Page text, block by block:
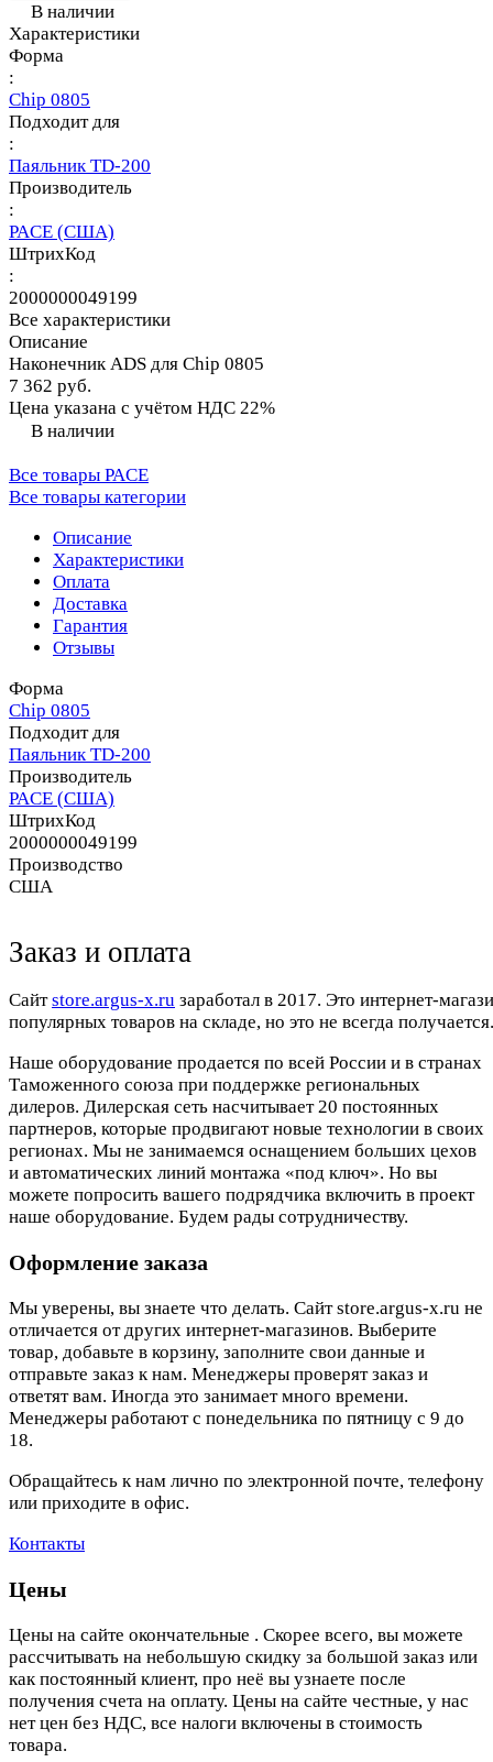
В наличии
Характеристики
Форма
:
Chip 0805
Подходит для
:
Паяльник TD-200
Производитель
:
PACE (США)
ШтрихКод
:
2000000049199
Все характеристики
Описание
Наконечник ADS для Chip 0805
7 362 руб.
Цена указана с учётом НДС 22%
В наличии
Все товары PACE
Все товары категории
Описание
Характеристики
Оплата
Доставка
Гарантия
Отзывы
Форма
Chip 0805
Подходит для
Паяльник TD-200
Производитель
PACE (США)
ШтрихКод
2000000049199
Производство
США
Заказ и оплата
Cайтstore.argus-x.ru заработал в 2017. Это интернет-
популярных товаров на складе, но это не всегда
Наше оборудование продается по всей России и в странах
Таможенного союза при поддержке региональных
дилеров. Дилерская сеть насчитывает 20 постоянных
партнеров, которые продвигают новые технологии в своих
регионах. Мы не занимаемся оснащением больших цехов
и автоматических линий монтажа «под ключ». Но вы
можете попросить вашего подрядчика включить в проект
наше оборудование. Будем рады сотрудничеству.
Оформление заказа
Мы уверены, вы знаете что делать. Сайт store.argus-x.ru не
отличается от других интернет-магазинов. Выберите
товар, добавьте в корзину, заполните свои данные и
отправьте заказ к нам. Менеджеры проверят заказ и
ответят вам. Иногда это занимает много времени.
Менеджеры работают с понедельника по пятницу с 9 до
18.
Обращайтесь к нам лично по электронной почте, телефону
или приходите в офис.
Контакты
Цены
Цены на сайте окончательные . Скорее всего, вы можете
рассчитывать на небольшую скидку за большой заказ или
как постоянный клиент, про неё вы узнаете после
получения счета на оплату. Цены на сайте честные, у нас
нет цен без НДС, все налоги включены в стоимость
товара.